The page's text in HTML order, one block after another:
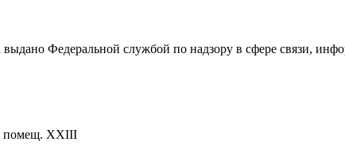
Федеральной службой по надзору в сфере связи,
помещ. XXIII